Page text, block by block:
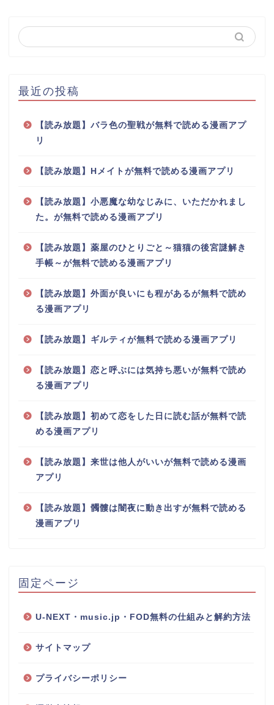
最近の投稿
【読み放題】バラ色の聖戦が無料で読める漫画アプ
リ
【読み放題】Hメイトが無料で読める漫画アプリ
【読み放題】小悪魔な幼なじみに、いただかれまし
た。が無料で読める漫画アプリ
【読み放題】薬屋のひとりごと～猫猫の後宮謎解き
手帳～が無料で読める漫画アプリ
【読み放題】外面が良いにも程があるが無料で読め
る漫画アプリ
【読み放題】ギルティが無料で読める漫画アプリ
【読み放題】恋と呼ぶには気持ち悪いが無料で読め
る漫画アプリ
【読み放題】初めて恋をした日に読む話が無料で読
める漫画アプリ
【読み放題】来世は他人がいいが無料で読める漫画
アプリ
【読み放題】髑髏は闇夜に動き出すが無料で読める
漫画アプリ
固定ページ
U-NEXT・music.jp・FOD無料の仕組みと解約方法
サイトマップ
プライバシーポリシー